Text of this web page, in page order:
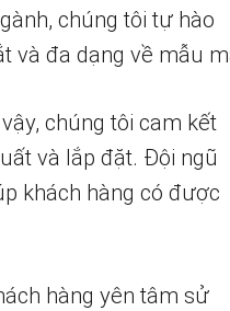
chúng tôi tự hào
và đa dạng về mẫu
chúng tôi cam kết
và lắp đặt. Đội ngũ
khách hàng có được
hàng yên tâm sử